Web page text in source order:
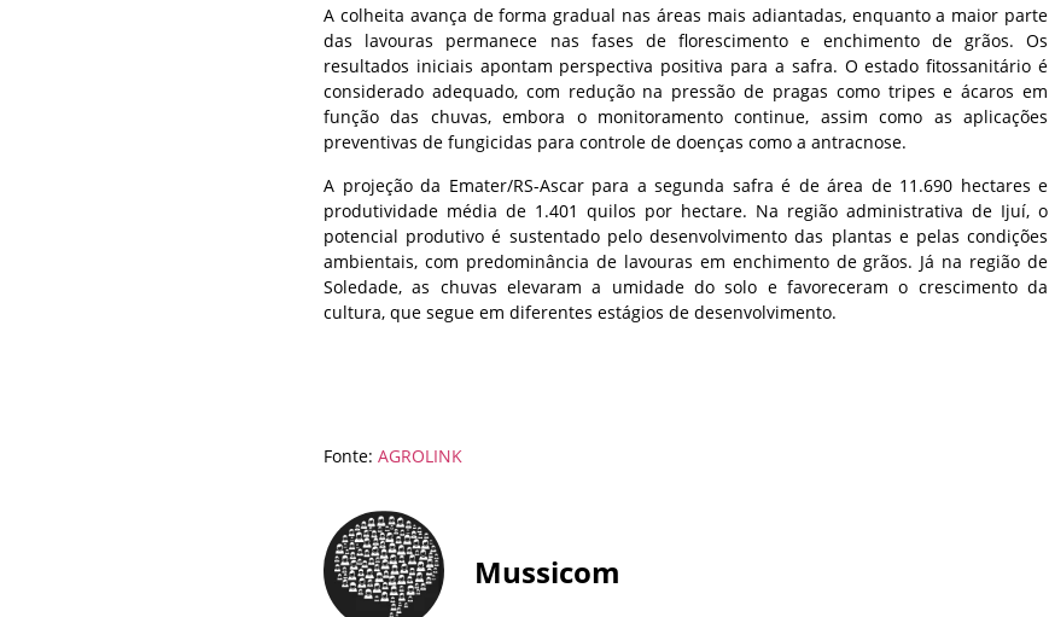
A colheita avança de forma gradual nas áreas mais adiantadas, enquanto a maior parte
das lavouras permanece nas fases de florescimento e enchimento de grãos. Os
resultados iniciais apontam perspectiva positiva para a safra. O estado fitossanitário é
considerado adequado, com redução na pressão de pragas como tripes e ácaros em
função das chuvas, embora o monitoramento continue, assim como as aplicações
preventivas de fungicidas para controle de doenças como a antracnose.
A projeção da Emater/RS-Ascar para a segunda safra é de área de 11.690 hectares e
produtividade média de 1.401 quilos por hectare. Na região administrativa de Ijuí, o
potencial produtivo é sustentado pelo desenvolvimento das plantas e pelas condições
ambientais, com predominância de lavouras em enchimento de grãos. Já na região de
Soledade, as chuvas elevaram a umidade do solo e favoreceram o crescimento da
cultura, que segue em diferentes estágios de desenvolvimento.
Fonte: AGROLINK
Mussicom